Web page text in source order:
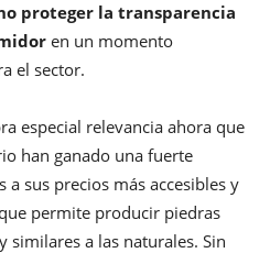
proteger la transparencia
en un momento
el sector.
especial relevancia ahora que
han ganado una fuerte
a sus precios más accesibles y
permite producir piedras
a las naturales. Sin